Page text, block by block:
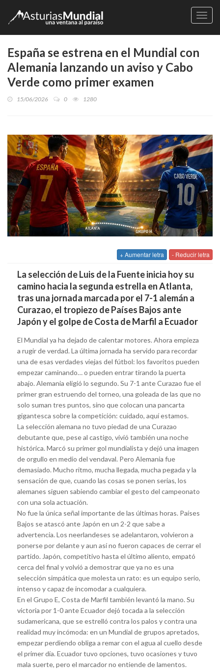
España se estrena en el Mundial con
Alemania lanzando un aviso y Cabo
Verde como primer examen
15/06/2026 0 1280
+ Aumentar letra - Reducir letra
La selección de Luis de la Fuente inicia hoy su
camino hacia la segunda estrella en Atlanta,
tras una jornada marcada por el 7-1 alemán a
Curazao, el tropiezo de Países Bajos ante
Japón y el golpe de Costa de Marfil a Ecuador
El Mundial ya ha dejado de calentar motores. Ahora empieza
a rugir de verdad. La última jornada ha servido para recordar
una de esas verdades viejas del fútbol: los favoritos pueden
empezar caminando… o pueden entrar tirando la puerta
abajo. Alemania eligió lo segundo. Su 7-1 ante Curazao fue el
primer gran estruendo del torneo, una goleada de las que no
solo suman tres puntos, sino que colocan una pancarta
gigantesca sobre la competición: cuidado, aquí estamos.
La selección alemana no tuvo piedad de una Curazao
debutante que, pese al castigo, vivió también una noche
histórica. Marcó su primer gol mundialista y dejó una imagen
de orgullo en medio del vendaval. Pero Alemania fue
demasiado. Mucho ritmo, mucha llegada, mucha pegada y la
sensación de que, cuando las cosas se ponen serias, los
alemanes siguen sabiendo cambiar el gesto del campeonato
con una sola actuación.
No fue la única señal importante de las últimas horas. Países
Bajos se atascó ante Japón en un 2-2 que sabe a
advertencia. Los neerlandeses se adelantaron, volvieron a
ponerse por delante y aun así no fueron capaces de cerrar el
partido. Japón, competitivo hasta el último aliento, empató
cerca del final y volvió a demostrar que ya no es una
selección simpática que molesta un rato: es un equipo serio,
intenso y capaz de incomodar a cualquiera.
En el Grupo E, Costa de Marfil también levantó la mano. Su
victoria por 1-0 ante Ecuador dejó tocada a la selección
sudamericana, que se estrelló contra los palos y contra una
realidad muy incómoda: en un Mundial de grupos apretados,
empezar perdiendo obliga a remar con el agua al cuello desde
el primer día. Ecuador tuvo opciones, tuvo ocasiones y tuvo
mala suerte, pero el marcador no entiende de lamentos.